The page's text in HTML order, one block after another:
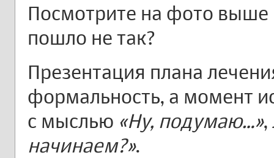
Посмотрите на фото
пошло не так?
Презентация плана
формальность, а момент
с мыслью «Ну, подумаю…»,
начинаем?».